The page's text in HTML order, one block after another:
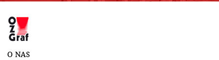
O NAS